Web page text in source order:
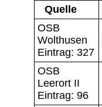
Quelle
OSB
Wolthusen
Eintrag: 327
OSB
Leerort II
Eintrag: 96